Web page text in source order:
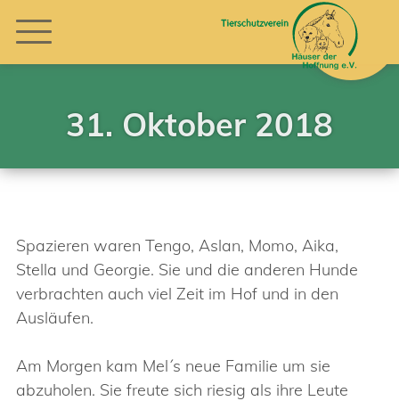
31. Oktober 2018
Spazieren waren Tengo, Aslan, Momo, Aika,
Stella und Georgie. Sie und die anderen Hunde
verbrachten auch viel Zeit im Hof und in den
Ausläufen.
Am Morgen kam Mel´s neue Familie um sie
abzuholen. Sie freute sich riesig als ihre Leute